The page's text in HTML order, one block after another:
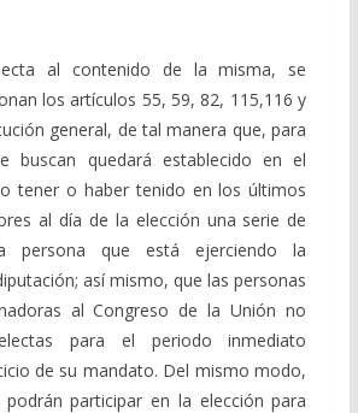
al contenido de la misma, se
los artículos 55, 59, 82, 115,116 y
general, de tal manera que, para
buscan quedará establecido en el
tener o haber tenido en los últimos
al día de la elección una serie de
persona que está ejerciendo la
así mismo, que las personas
al Congreso de la Unión no
para el periodo inmediato
de su mandato. Del mismo modo,
participar en la elección para